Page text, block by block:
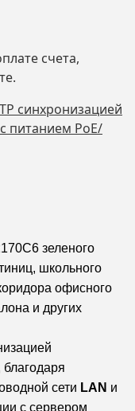
счета,
синхронизацией
питанием РоЕ/
зеленого
школьного
офисного
и других
сети LAN и
с сервером